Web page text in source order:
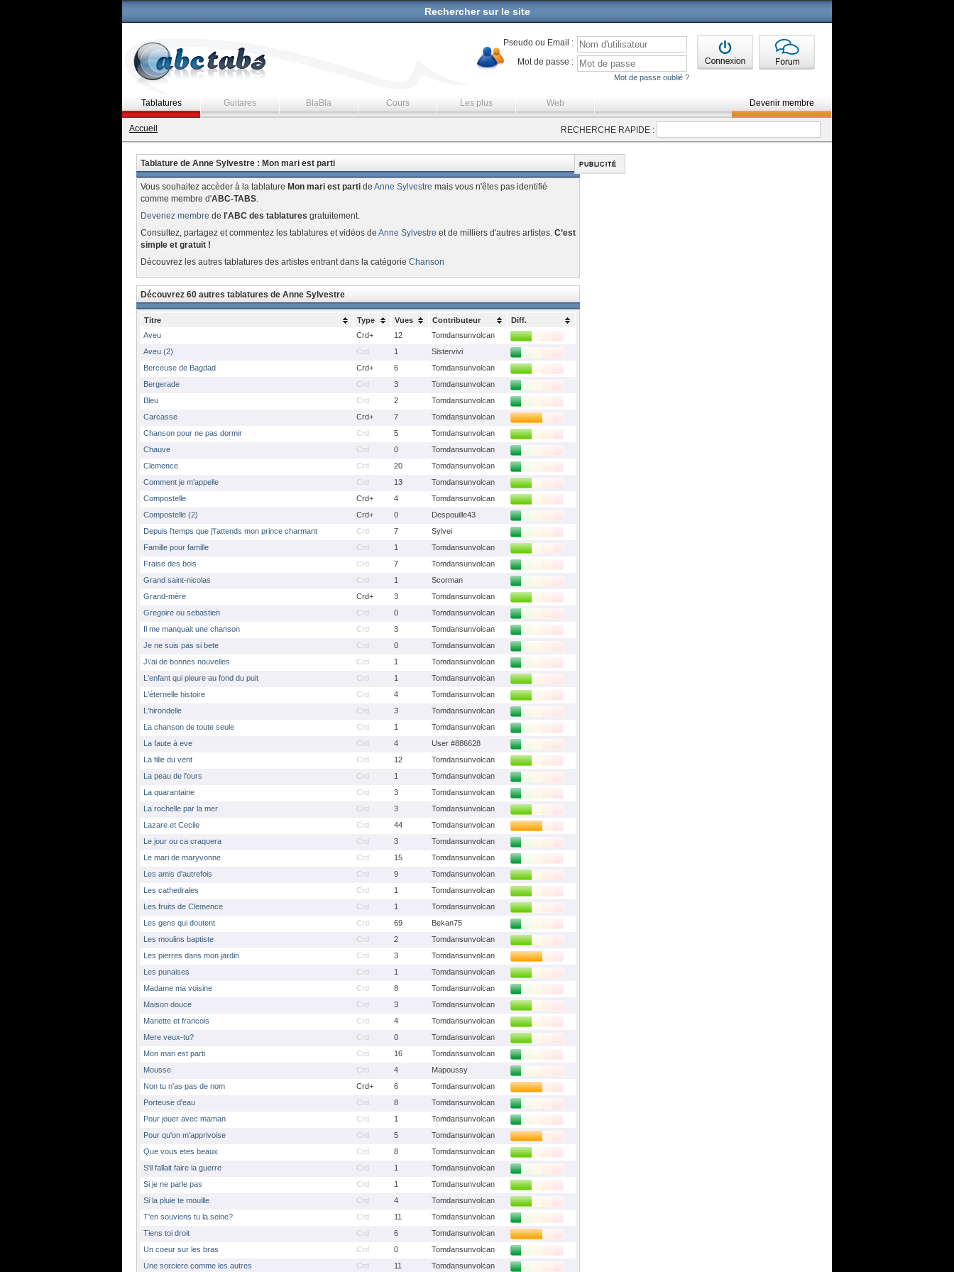
Rechercher sur le site
Pseudo ou Email :
Mot de passe :
Mot de passe oublié ?
Tablatures Guitares BlaBla Cours Les plus Web Devenir membre
Accueil RECHERCHE RAPIDE :
Tablature de Anne Sylvestre : Mon mari est parti
Vous souhaitez accèder à la tablature Mon mari est partide Anne Sylvestre mais vous n'êtes pas identifié
comme membre d'ABC-TABS.
Devenez membre de l'ABC des tablatures gratuitement.
Consultez, partagez et commentez les tablatures et vidéos de Anne Sylvestre et de milliers d'autres artistes. C’est
simple et gratuit !
Découvrez les autres tablatures des artistes entrant dans la catégorie Chanson
Découvrez 60 autres tablatures de Anne Sylvestre
Titre Type Vues Contributeur
Diff.
Aveu
Crd+ 12
Tomdansunvolcan
Aveu (2)
Crd 1
Sistervivi
Berceuse de Bagdad
Crd+ 6
Tomdansunvolcan
Bergerade
Crd 3
Tomdansunvolcan
Bleu
Crd 2
Tomdansunvolcan
Carcasse
Crd+ 7
Tomdansunvolcan
Chanson pour ne pas dormir
Crd 5
Tomdansunvolcan
Chauve
Crd 0
Tomdansunvolcan
Clemence
Crd 20
Tomdansunvolcan
Comment je m'appelle
Crd 13
Tomdansunvolcan
Compostelle
Crd+ 4
Tomdansunvolcan
Compostelle (2)
Crd+ 0
Despouille43
Depuis l'temps que j'l'attends mon prince charmant
Crd 7
Sylvei
Famille pour famille
Crd 1
Tomdansunvolcan
Fraise des bois
Crd 7
Tomdansunvolcan
Grand saint-nicolas
Crd 1
Scorman
Grand-mère
Crd+ 3
Tomdansunvolcan
Gregoire ou sebastien
Crd 0
Tomdansunvolcan
Il me manquait une chanson
Crd 3
Tomdansunvolcan
Je ne suis pas si bete
Crd 0
Tomdansunvolcan
J\'ai de bonnes nouvelles
Crd 1
Tomdansunvolcan
L'enfant qui pleure au fond du puit
Crd 1
Tomdansunvolcan
L'éternelle histoire
Crd 4
Tomdansunvolcan
L'hirondelle
Crd 3
Tomdansunvolcan
La chanson de toute seule
Crd 1
Tomdansunvolcan
La faute à eve
Crd 4
User #886628
La fille du vent
Crd 12
Tomdansunvolcan
La peau de l'ours
Crd 1
Tomdansunvolcan
La quarantaine
Crd 3
Tomdansunvolcan
La rochelle par la mer
Crd 3
Tomdansunvolcan
Lazare et Cecile
Crd 44
Tomdansunvolcan
Le jour ou ca craquera
Crd 3
Tomdansunvolcan
Le mari de maryvonne
Crd 15
Tomdansunvolcan
Les amis d'autrefois
Crd 9
Tomdansunvolcan
Les cathedrales
Crd 1
Tomdansunvolcan
Les fruits de Clemence
Crd 1
Tomdansunvolcan
Les gens qui doutent
Crd 69
Bekan75
Les moulins baptiste
Crd 2
Tomdansunvolcan
Les pierres dans mon jardin
Crd 3
Tomdansunvolcan
Les punaises
Crd 1
Tomdansunvolcan
Madame ma voisine
Crd 8
Tomdansunvolcan
Maison douce
Crd 3
Tomdansunvolcan
Mariette et francois
Crd 4
Tomdansunvolcan
Mere veux-tu?
Crd 0
Tomdansunvolcan
Mon mari est parti
Crd 16
Tomdansunvolcan
Mousse
Crd 4
Mapoussy
Non tu n'as pas de nom
Crd+ 6
Tomdansunvolcan
Porteuse d'eau
Crd 8
Tomdansunvolcan
Pour jouer avec maman
Crd 1
Tomdansunvolcan
Pour qu'on m'apprivoise
Crd 5
Tomdansunvolcan
Que vous etes beaux
Crd 8
Tomdansunvolcan
S'il fallait faire la guerre
Crd 1
Tomdansunvolcan
Si je ne parle pas
Crd 1
Tomdansunvolcan
Si la pluie te mouille
Crd 4
Tomdansunvolcan
T'en souviens tu la seine?
Crd 11
Tomdansunvolcan
Tiens toi droit
Crd 6
Tomdansunvolcan
Un coeur sur les bras
Crd 0
Tomdansunvolcan
Une sorciere comme les autres
Crd 11 Tomdansunvolcan